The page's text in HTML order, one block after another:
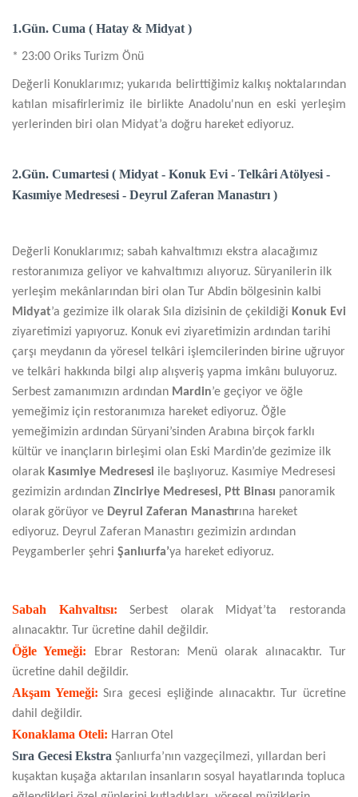
1.Gün. Cuma ( Hatay & Midyat )
* 23:00 Oriks Turizm Önü
Değerli Konuklarımız; yukarıda belirttiğimiz kalkış noktalarından
katılan misafirlerimiz ile birlikte Anadolu'nun en eski yerleşim
yerlerinden biri olan Midyat’a doğru hareket ediyoruz.
2.Gün. Cumartesi ( Midyat - Konuk Evi - Telkâri Atölyesi -
Kasımiye Medresesi - Deyrul Zaferan Manastırı )
Değerli Konuklarımız; sabah kahvaltımızı ekstra alacağımız
restoranımıza geliyor ve kahvaltımızı alıyoruz. Süryanilerin ilk
yerleşim mekânlarından biri olan Tur Abdin bölgesinin kalbi
Midyat’a gezimize ilk olarak Sıla dizisinin de çekildiği Konuk Evi
ziyaretimizi yapıyoruz. Konuk evi ziyaretimizin ardından tarihi
çarşı meydanın da yöresel telkâri işlemcilerinden birine uğruyor
ve telkâri hakkında bilgi alıp alışveriş yapma imkânı buluyoruz.
Serbest zamanımızın ardından Mardin’e geçiyor ve öğle
yemeğimiz için restoranımıza hareket ediyoruz. Öğle
yemeğimizin ardından Süryani’sinden Arabına birçok farklı
kültür ve inançların birleşimi olan Eski Mardin’de gezimize ilk
olarak Kasımiye Medresesi ile başlıyoruz. Kasımiye Medresesi
gezimizin ardından Zinciriye Medresesi, Ptt Binası panoramik
olarak görüyor ve Deyrul Zaferan Manastırına hareket
ediyoruz. Deyrul Zaferan Manastırı gezimizin ardından
Peygamberler şehri Şanlıurfa’ya hareket ediyoruz.
Sabah Kahvaltısı: Serbest olarak Midyat’ta restoranda
alınacaktır. Tur ücretine dahil değildir.
Öğle Yemeği: Ebrar Restoran: Menü olarak alınacaktır. Tur
ücretine dahil değildir.
Akşam Yemeği:Sıra gecesi eşliğinde alınacaktır. Tur ücretine
dahil değildir.
Konaklama Oteli: Harran Otel
Sıra Gecesi Ekstra Şanlıurfa’nın vazgeçilmezi, yıllardan beri
kuşaktan kuşağa aktarılan insanların sosyal hayatlarında topluca